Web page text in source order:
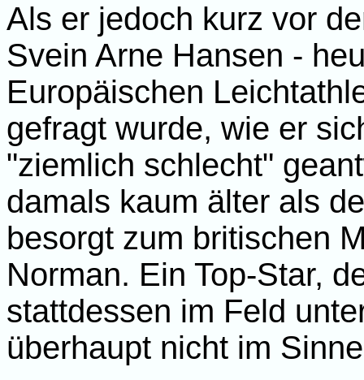
Als er jedoch kurz vor
Svein Arne Hansen -
Europäischen
gefragt wurde, wie er
"ziemlich schlecht"
damals kaum älter als
besorgt zum britischen
Norman. Ein Top-Star,
stattdessen im Feld
überhaupt nicht im